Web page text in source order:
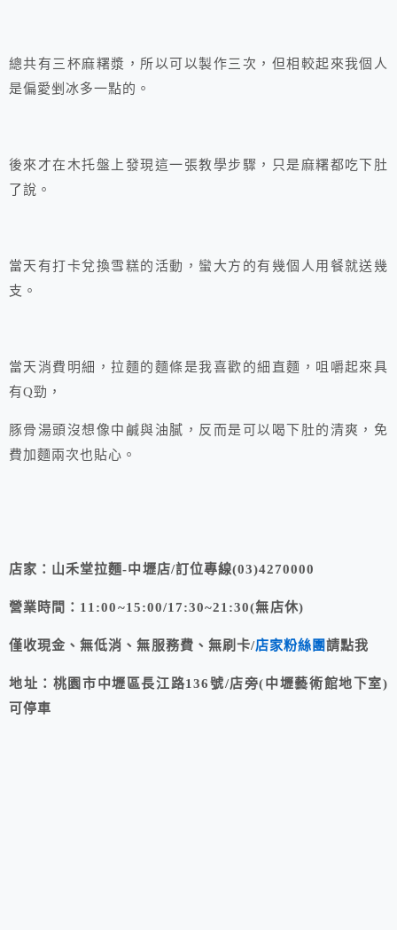
總共有三杯麻糬漿，所以可以製作三次，但相較起來我個人
是偏愛剉冰多一點的。
後來才在木托盤上發現這一張教學步驟，只是麻糬都吃下肚
了說。
當天有打卡兌換雪糕的活動，蠻大方的有幾個人用餐就送幾
支。
當天消費明細，拉麵的麵條是我喜歡的細直麵，咀嚼起來具
有Q勁，
豚骨湯頭沒想像中鹹與油膩，反而是可以喝下肚的清爽，免
費加麵兩次也貼心。
店家：山禾堂拉麵-中壢店/訂位專線(03)4270000
營業時間：11:00~15:00/17:30~21:30(無店休)
僅收現金、無低消、無服務費、無刷卡/店家粉絲團請點我
地址：桃園市中壢區長江路136號/店旁(中壢藝術館地下室)
可停車